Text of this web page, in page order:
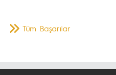
Tüm Başarılar